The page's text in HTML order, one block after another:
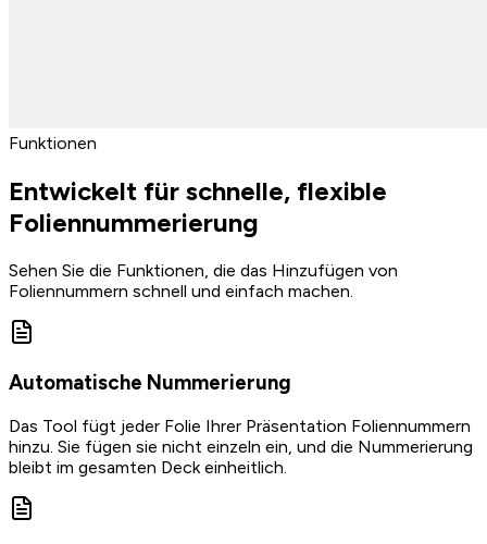
Funktionen
Entwickelt für schnelle, flexible
Foliennummerierung
Sehen Sie die Funktionen, die das Hinzufügen von
Foliennummern schnell und einfach machen.
Automatische Nummerierung
Das Tool fügt jeder Folie Ihrer Präsentation Foliennummern
hinzu. Sie fügen sie nicht einzeln ein, und die Nummerierung
bleibt im gesamten Deck einheitlich.